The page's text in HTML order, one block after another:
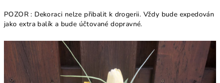
POZOR : Dekoraci nelze přibalit k drogerii. Vždy bude expedován
jako extra balík a bude účtované dopravné.